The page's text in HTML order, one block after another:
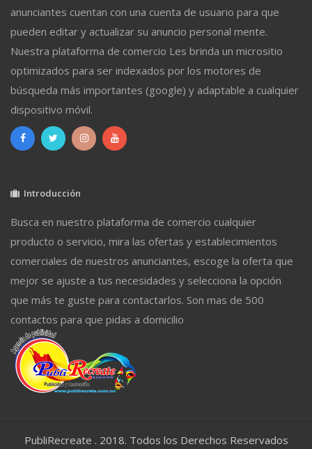
anunciantes cuentan con una cuenta de usuario para que
pueden editar y actualizar su anuncio personal mente.
Nuestra plataforma de comercio Les brinda un micrositio
optimizados para ser indexados por los motores de
búsqueda más importantes (google) y adaptable a cualquier
dispositivo móvil.
Introducción
Busca en nuestro plataforma de comercio cualquier
producto o servicio, mira las ofertas y establecimientos
comerciales de nuestros anunciantes, escoge la oferta que
mejor se ajuste a tus necesidades y selecciona la opción
que más te guste para contactarlos. Son mas de 500
contactos para que pidas a domicilio
PubliRecreate . 2018. Todos los Derechos Reservados